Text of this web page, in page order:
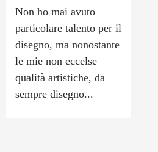
Non ho mai avuto
particolare talento per il
disegno, ma nonostante
le mie non eccelse
qualità artistiche, da
sempre disegno...